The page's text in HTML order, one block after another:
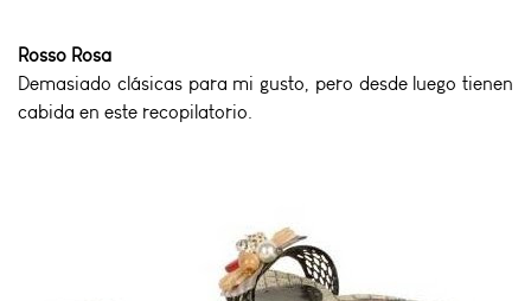
Rosso Rosa
Demasiado clásicas para mi gusto, pero desde luego tienen
cabida en este recopilatorio.